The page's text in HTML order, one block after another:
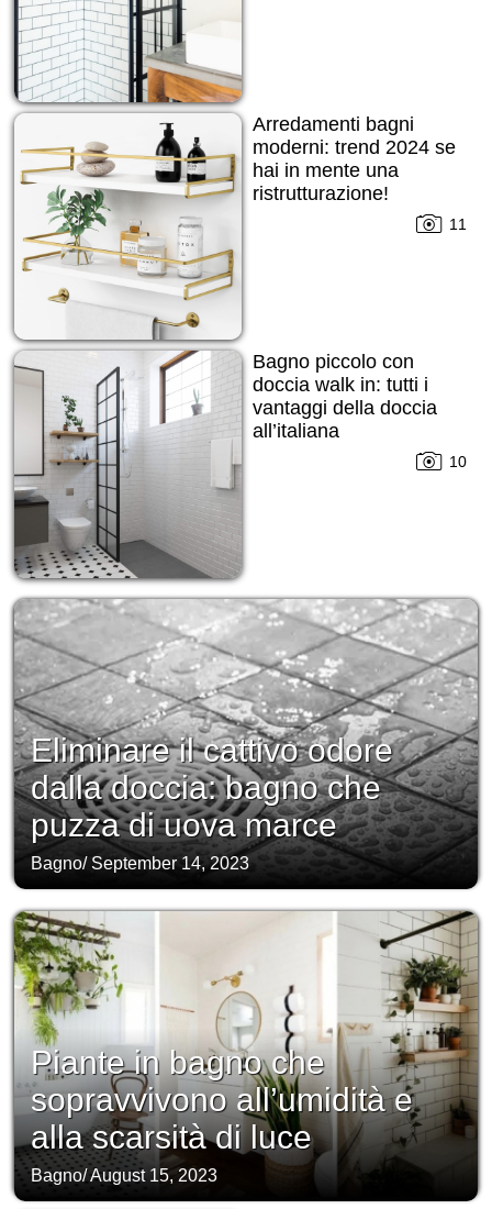
Arredamenti bagni
moderni: trend 2024 se
hai in mente una
ristrutturazione!
11
Bagno piccolo con
doccia walk in: tutti i
vantaggi della doccia
all’italiana
10
Eliminare il cattivo odore
dalla doccia: bagno che
puzza di uova marce
Bagno/ September 14, 2023
Piante in bagno che
sopravvivono all’umidità e
alla scarsità di luce
Bagno/August 15, 2023